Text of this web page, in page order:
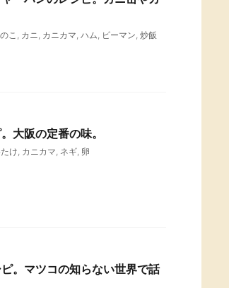
こ , カニ, カニカマ, ハム, ピーマン, 炒飯
大阪の定番の味。
け, カニカマ, ネギ, 卵
。マツコの知らない世界で話